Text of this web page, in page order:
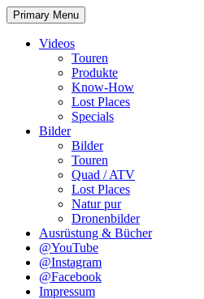
Skip
to
content
Primary Menu
Videos
Touren
Produkte
Know-How
Lost Places
Specials
Bilder
Bilder
Touren
Quad / ATV
Lost Places
Natur pur
Dronenbilder
Ausrüstung & Bücher
@YouTube
@Instagram
@Facebook
Impressum